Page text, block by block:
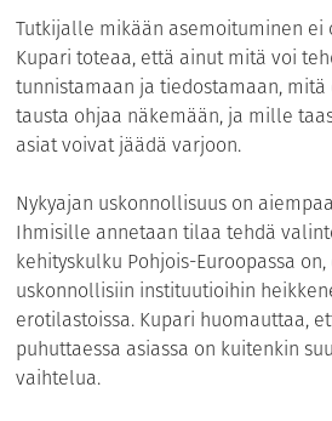
Tutkijalle mikään asemoituminen ei
Kupari toteaa, että ainut mitä voi
tunnistamaan ja tiedostamaan,
tausta ohjaa näkemään, ja mille
asiat voivat jäädä varjoon.
Nykyajan uskonnollisuus on
Ihmisille annetaan tilaa tehdä
kehityskulku Pohjois-Euroopassa
uskonnollisiin instituutioihin
erotilastoissa. Kupari huomauttaa,
puhuttaessa asiassa on kuitenkin
vaihtelua.